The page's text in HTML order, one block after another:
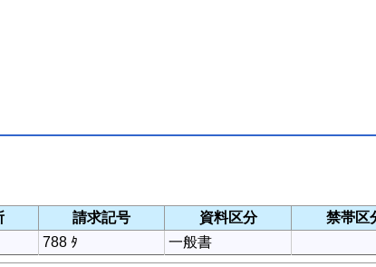
請求記号 資料区分 禁帯区
788 ﾀ 一般書